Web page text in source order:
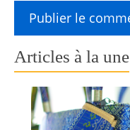
Articles à la une